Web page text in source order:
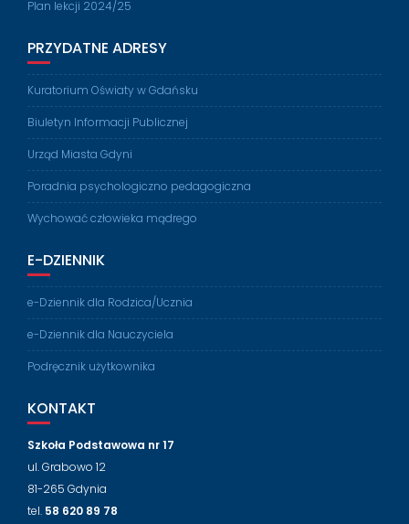
Plan lekcji 2024/25
PRZYDATNE ADRESY
Kuratorium Oświaty w Gdańsku
Biuletyn Informacji Publicznej
Urząd Miasta Gdyni
Poradnia psychologiczno pedagogiczna
Wychować człowieka mądrego
E-DZIENNIK
e-Dziennik dla Rodzica/Ucznia
e-Dziennik dla Nauczyciela
Podręcznik użytkownika
KONTAKT
Szkoła Podstawowa nr 17
ul. Grabowo 12
81-265 Gdynia
tel. 58 620 89 78